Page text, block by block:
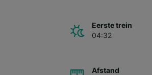
Eerste trein
04:32
Afstand